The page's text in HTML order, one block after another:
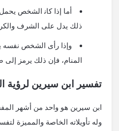
أما ⁢إذا كان‍ الشخص
ذلك يدل على الشرف​
وإذا رأى الشخص
المنام، فإن ذلك يرمز
تفسير ابن سيرين لرؤية
ابن سيرين هو واحد من أشهر
وله تأويلاته ​الخاصة⁣ والمميزة